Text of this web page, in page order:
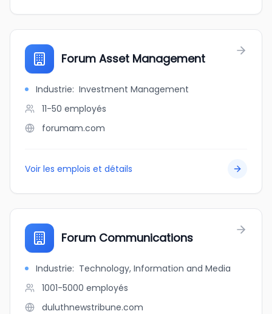
Forum Asset Management
Industrie: Investment Management
11-50 employés
forumam.com
Voir les emplois et détails
Forum Communications
Industrie: Technology, Information and Media
1001-5000 employés
duluthnewstribune.com